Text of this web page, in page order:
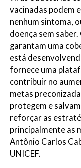
vacinadas podem
nenhum sintoma,
doença sem
garantam uma
está
fornece uma
contribuir no
metas
protegem e
reforçar as
principalmente as
Antônio Carlos
UNICEF.